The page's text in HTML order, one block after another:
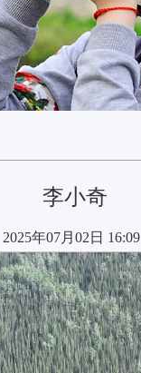
李小奇
2025年07月02日 16:09